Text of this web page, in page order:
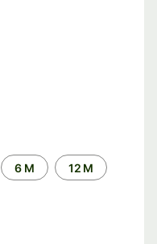
6 M 12 M